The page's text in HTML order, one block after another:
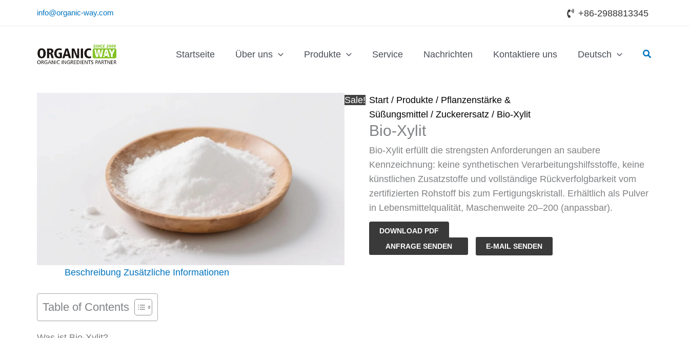
info@organic-way.com +86-2988813345
Startseite Über uns Produkte Service Nachrichten Kontaktiere uns Deutsch Suchen
Sale! Start / Produkte / Pflanzenstärke &
Süßungsmittel / Zuckerersatz / Bio-Xylit
Bio-Xylit
Bio-Xylit erfüllt die strengsten Anforderungen an saubere
Kennzeichnung: keine synthetischen Verarbeitungshilfsstoffe, keine
künstlichen Zusatzstoffe und vollständige Rückverfolgbarkeit vom
zertifizierten Rohstoff bis zum Fertigungskristall. Erhältlich als Pulver
in Lebensmittelqualität, Maschenweite 20–200 (anpassbar).
DOWNLOAD PDF
ANFRAGE SENDEN E-MAIL SENDEN
Beschreibung Zusätzliche Informationen
Table of Contents